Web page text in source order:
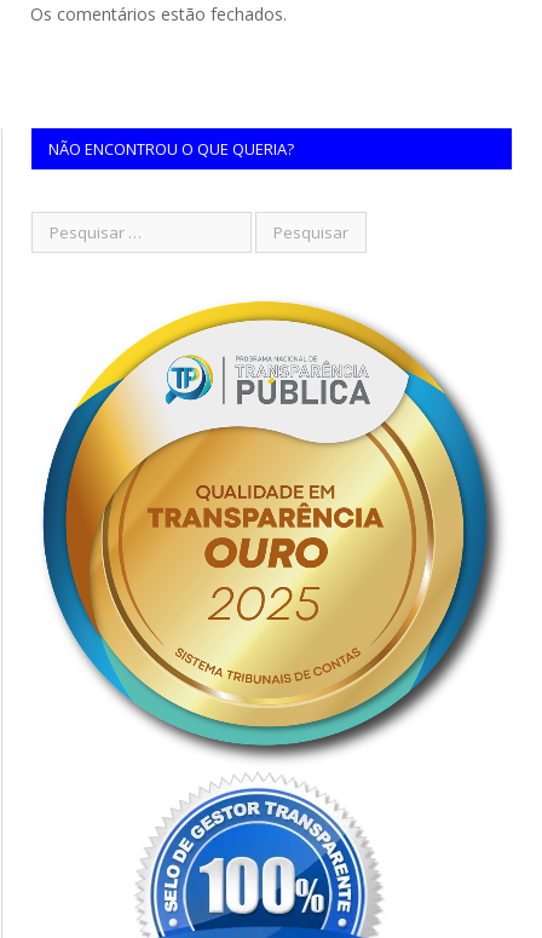
Os comentários estão fechados.
NÃO ENCONTROU O QUE QUERIA?